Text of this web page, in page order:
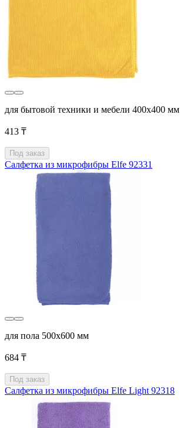
для бытовой техники и мебели 400x400 мм
413 ₸
Под заказ
Салфетка из микрофибры Elfe 92331
для пола 500x600 мм
684 ₸
Под заказ
Салфетка из микрофибры Elfe Light 92318